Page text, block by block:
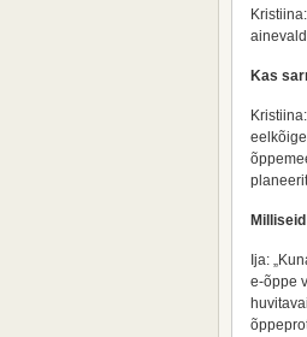
Kas
Ija:
e-õppe